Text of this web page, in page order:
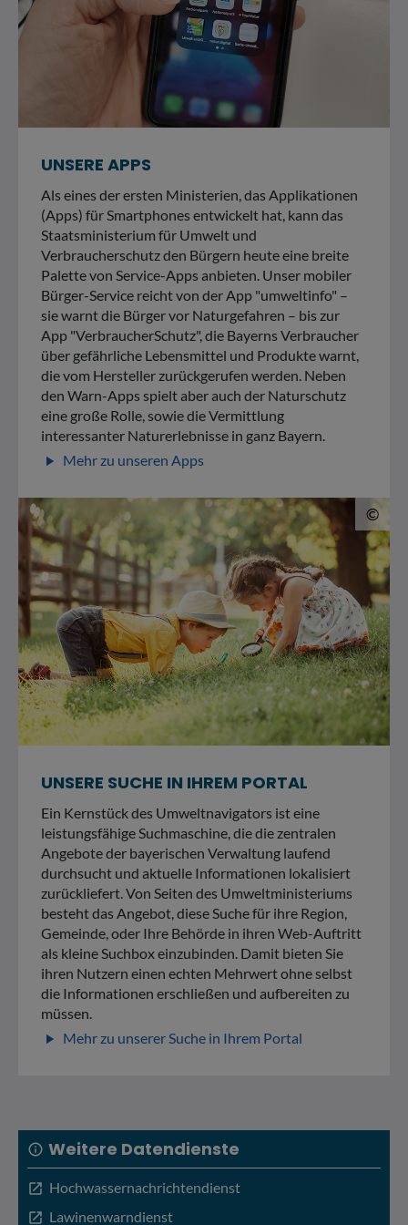
UNSERE APPS
Als eines der ersten Ministerien, das Applikationen
(Apps) für Smartphones entwickelt hat, kann das
Staatsministerium für Umwelt und
Verbraucherschutz den Bürgern heute eine breite
Palette von Service-Apps anbieten. Unser mobiler
Bürger-Service reicht von der App "umweltinfo" –
sie warnt die Bürger vor Naturgefahren – bis zur
App "VerbraucherSchutz", die Bayerns Verbraucher
über gefährliche Lebensmittel und Produkte warnt,
die vom Hersteller zurückgerufen werden. Neben
den Warn-Apps spielt aber auch der Naturschutz
eine große Rolle, sowie die Vermittlung
interessanter Naturerlebnisse in ganz Bayern.
play_arrow Mehr zu unseren Apps
©
UNSERE SUCHE IN IHREM PORTAL
Ein Kernstück des Umweltnavigators ist eine
leistungsfähige Suchmaschine, die die zentralen
Angebote der bayerischen Verwaltung laufend
durchsucht und aktuelle Informationen lokalisiert
zurückliefert. Von Seiten des Umweltministeriums
besteht das Angebot, diese Suche für ihre Region,
Gemeinde, oder Ihre Behörde in ihren Web-Auftritt
als kleine Suchbox einzubinden. Damit bieten Sie
ihren Nutzern einen echten Mehrwert ohne selbst
die Informationen erschließen und aufbereiten zu
müssen.
play_arrow Mehr zu unserer Suche in Ihrem Portal
info Weitere Datendienste
open_in_new Hochwassernachrichtendienst
open_in_new Lawinenwarndienst